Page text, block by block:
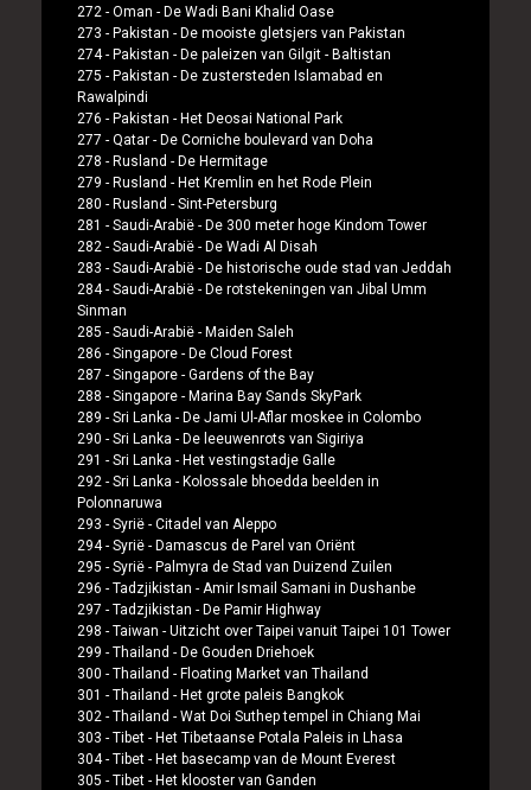
272 - Oman - De Wadi Bani Khalid Oase
273 - Pakistan - De mooiste gletsjers van Pakistan
274 - Pakistan - De paleizen van Gilgit - Baltistan
275 - Pakistan - De zustersteden Islamabad en
Rawalpindi
276 - Pakistan - Het Deosai National Park
277 - Qatar - De Corniche boulevard van Doha
278 - Rusland - De Hermitage
279 - Rusland - Het Kremlin en het Rode Plein
280 - Rusland - Sint-Petersburg
281 - Saudi-Arabië - De 300 meter hoge Kindom Tower
282 - Saudi-Arabië - De Wadi Al Disah
283 - Saudi-Arabië - De historische oude stad van Jeddah
284 - Saudi-Arabië - De rotstekeningen van Jibal Umm
Sinman
285 - Saudi-Arabië - Maiden Saleh
286 - Singapore - De Cloud Forest
287 - Singapore - Gardens of the Bay
288 - Singapore - Marina Bay Sands SkyPark
289 - Sri Lanka - De Jami Ul-Aflar moskee in Colombo
290 - Sri Lanka - De leeuwenrots van Sigiriya
291 - Sri Lanka - Het vestingstadje Galle
292 - Sri Lanka - Kolossale bhoedda beelden in
Polonnaruwa
293 - Syrië - Citadel van Aleppo
294 - Syrië - Damascus de Parel van Oriënt
295 - Syrië - Palmyra de Stad van Duizend Zuilen
296 - Tadzjikistan - Amir Ismail Samani in Dushanbe
297 - Tadzjikistan - De Pamir Highway
298 - Taiwan - Uitzicht over Taipei vanuit Taipei 101 Tower
299 - Thailand - De Gouden Driehoek
300 - Thailand - Floating Market van Thailand
301 - Thailand - Het grote paleis Bangkok
302 - Thailand - Wat Doi Suthep tempel in Chiang Mai
303 - Tibet - Het Tibetaanse Potala Paleis in Lhasa
304 - Tibet - Het basecamp van de Mount Everest
305 - Tibet - Het klooster van Ganden